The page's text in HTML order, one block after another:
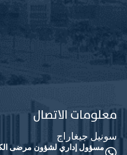
معلومات الاتصال
سونيل جيغاراج
مسؤول إداري لشؤون مرضى